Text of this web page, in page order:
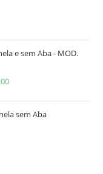
e sem Aba - MOD.
sem Aba